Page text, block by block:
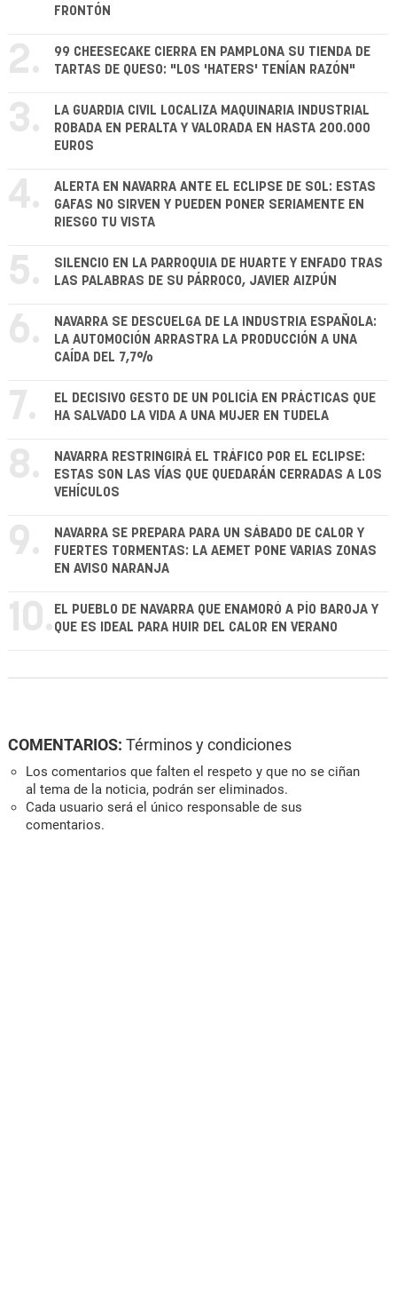
FRONTÓN
2.
99 CHEESECAKE CIERRA EN PAMPLONA SU TIENDA DE
TARTAS DE QUESO: "LOS 'HATERS' TENÍAN RAZÓN"
3.
LA GUARDIA CIVIL LOCALIZA MAQUINARIA INDUSTRIAL
ROBADA EN PERALTA Y VALORADA EN HASTA 200.000
EUROS
4.
ALERTA EN NAVARRA ANTE EL ECLIPSE DE SOL: ESTAS
GAFAS NO SIRVEN Y PUEDEN PONER SERIAMENTE EN
RIESGO TU VISTA
5.
SILENCIO EN LA PARROQUIA DE HUARTE Y ENFADO TRAS
LAS PALABRAS DE SU PÁRROCO, JAVIER AIZPÚN
6.
NAVARRA SE DESCUELGA DE LA INDUSTRIA ESPAÑOLA:
LA AUTOMOCIÓN ARRASTRA LA PRODUCCIÓN A UNA
CAÍDA DEL 7,7%
7.
EL DECISIVO GESTO DE UN POLICÍA EN PRÁCTICAS QUE
HA SALVADO LA VIDA A UNA MUJER EN TUDELA
8.
NAVARRA RESTRINGIRÁ EL TRÁFICO POR EL ECLIPSE:
ESTAS SON LAS VÍAS QUE QUEDARÁN CERRADAS A LOS
VEHÍCULOS
9.
NAVARRA SE PREPARA PARA UN SÁBADO DE CALOR Y
FUERTES TORMENTAS: LA AEMET PONE VARIAS ZONAS
EN AVISO NARANJA
10. EL PUEBLO DE NAVARRA QUE ENAMORÓ A PÍO BAROJA Y
QUE ES IDEAL PARA HUIR DEL CALOR EN VERANO
COMENTARIOS: Términos y condiciones
Los comentarios que falten el respeto y que no se ciñan
al tema de la noticia, podrán ser eliminados.
Cada usuario será el único responsable de sus
comentarios.